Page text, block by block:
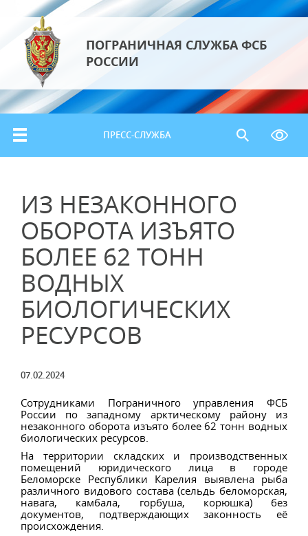
ПОГРАНИЧНАЯ СЛУЖБА ФСБ
РОССИИ
ПРЕСС-СЛУЖБА
ИЗ НЕЗАКОННОГО
ОБОРОТА ИЗЪЯТО
БОЛЕЕ 62 ТОНН
ВОДНЫХ
БИОЛОГИЧЕСКИХ
РЕСУРСОВ
07.02.2024
Сотрудниками Пограничного управления ФСБ
России по западному арктическому району из
незаконного оборота изъято более 62 тонн водных
биологических ресурсов.
На территории складских и производственных
помещений юридического лица в городе
Беломорске Республики Карелия выявлена рыба
различного видового состава (сельдь беломорская,
навага, камбала, горбуша, корюшка) без
документов, подтверждающих законность её
происхождения.